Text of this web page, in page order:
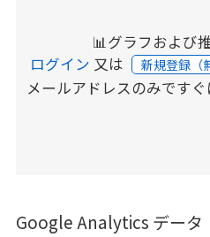
📊グラフおよび
ログイン 又は 新規登録（
メールアドレスのみですぐ
Google Analytics データ